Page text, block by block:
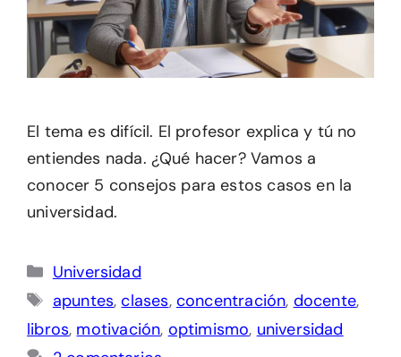
El tema es difícil. El profesor explica y tú no
entiendes nada. ¿Qué hacer? Vamos a
conocer 5 consejos para estos casos en la
universidad.
Categorías
Universidad
Etiquetas
apuntes,clases, concentración, docente,
libros, motivación, optimismo, universidad